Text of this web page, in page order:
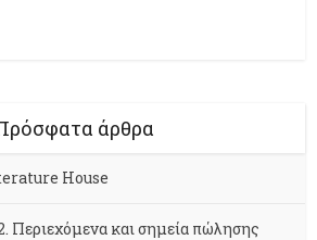
άρθρα
House
Περιεχόμενα και σημεία πώλησης